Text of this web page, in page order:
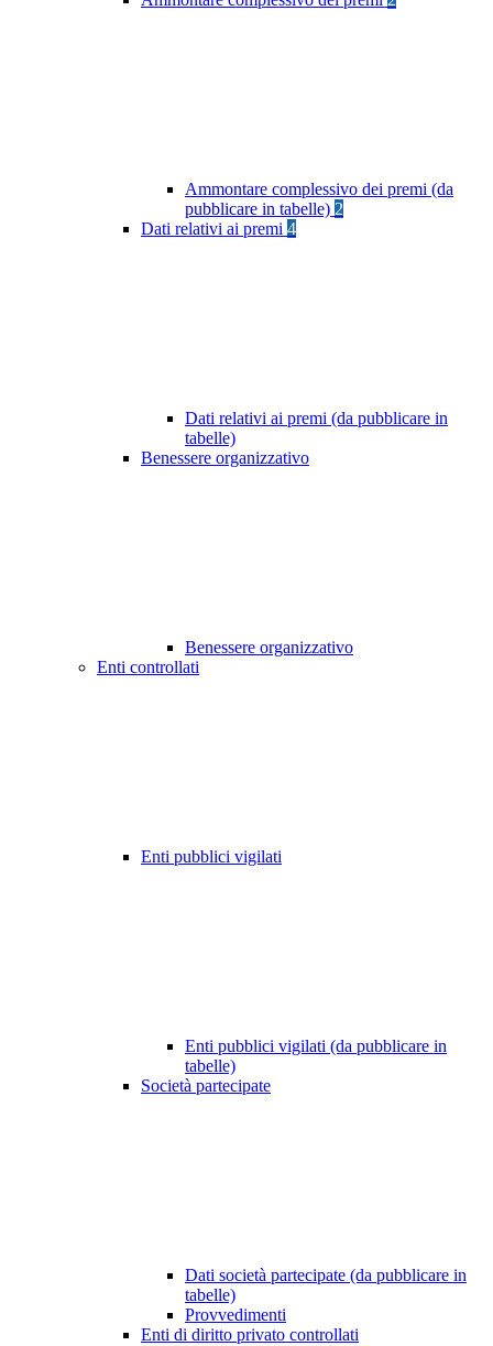
Ammontare complessivo dei premi (da
pubblicare in tabelle) 2
Dati relativi ai premi 4
Dati relativi ai premi (da pubblicare in
tabelle)
Benessere organizzativo
Benessere organizzativo
Enti controllati
Enti pubblici vigilati
Enti pubblici vigilati (da pubblicare in
tabelle)
Società partecipate
Dati società partecipate (da pubblicare in
tabelle)
Provvedimenti
Enti di diritto privato controllati